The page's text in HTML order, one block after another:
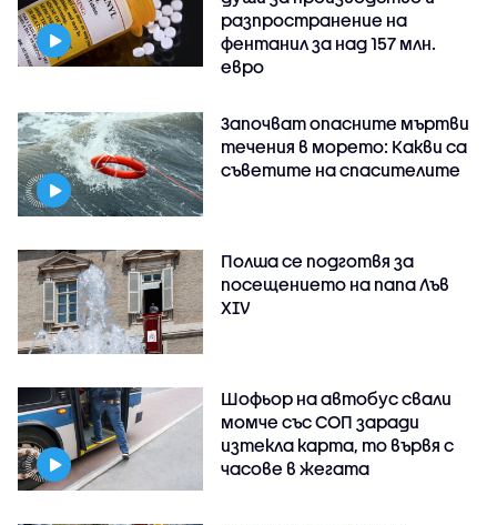
разпространение на
фентанил за над 157 млн.
евро
Започват опасните мъртви
течения в морето: Какви са
съветите на спасителите
Полша се подготвя за
посещението на папа Лъв
XIV
Шофьор на автобус свали
момче със СОП заради
изтекла карта, то вървя с
часове в жегата